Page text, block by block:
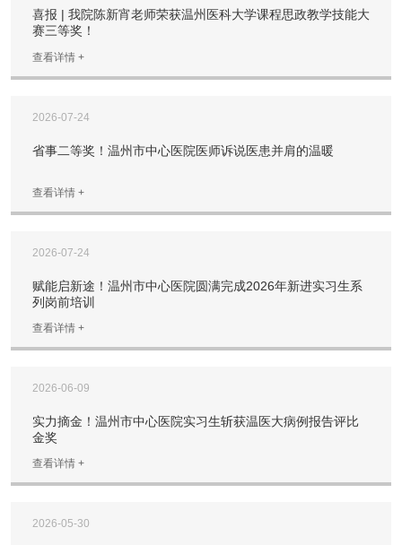
喜报 | 我院陈新宵老师荣获温州医科大学课程思政教学技能大
赛三等奖！
查看详情 +
2026-07-24
省事二等奖！温州市中心医院医师诉说医患并肩的温暖
查看详情 +
2026-07-24
赋能启新途！温州市中心医院圆满完成2026年新进实习生系
列岗前培训
查看详情 +
2026-06-09
实力摘金！温州市中心医院实习生斩获温医大病例报告评比
金奖
查看详情 +
2026-05-30